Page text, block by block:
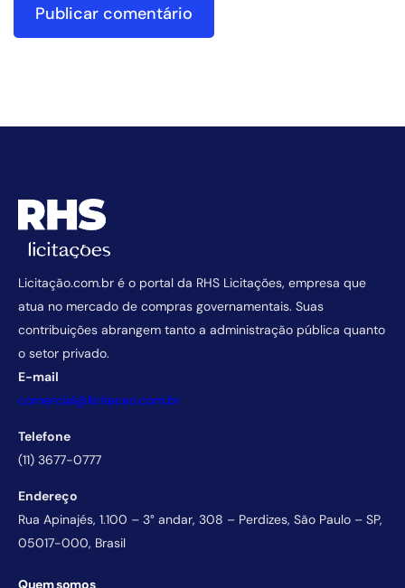
Licitação.com.br é o portal da RHS Licitações, empresa que
atua no mercado de compras governamentais. Suas
contribuições abrangem tanto a administração pública quanto
o setor privado.
E-mail
comercial@licitacao.com.br
Telefone
(11) 3677-0777
Endereço
Rua Apinajés, 1.100 – 3° andar, 308 – Perdizes, São Paulo – SP,
05017-000, Brasil